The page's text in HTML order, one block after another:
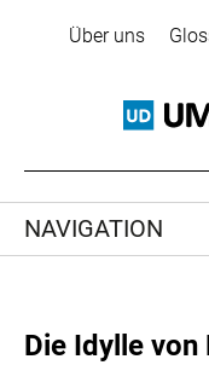
Über uns
NAVIGATION
Die Idylle von